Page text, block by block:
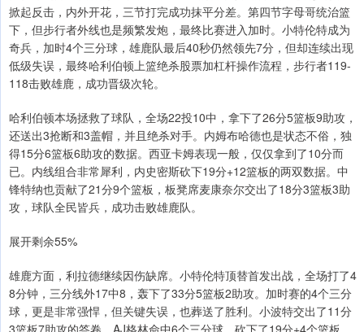
掀起反击，内外开花，三节打完成功抹平分差。第四节字母哥统治篮
下，但步行者外线也是频繁发炮，最终比赛进入加时。小特伦特成为
奇兵，加时4个三分球，雄鹿队最后40秒仍然领先7分，但却连续出现
低级失误，最终哈利伯顿上篮绝杀股票加杠杆操作流程，步行者119-
118击败雄鹿，成功晋级次轮。
哈利伯顿本场拯救了球队，全场22投10中，拿下了26分5篮板9助攻，
还送出3抢断和3盖帽，并且绝杀对手。内姆布哈德也是状态不俗，独
得15分6篮板6助攻的数据。西亚卡姆表现一般，仅仅拿到了10分而
已。内线组合非常犀利，内史密斯砍下19分+12篮板的两双数据。中
锋特纳也贡献了21分9个篮板，板凳席麦康奈尔交出了18分3篮板3助
攻，球队全民皆兵，成功击败雄鹿队。
展开剩余55%
雄鹿方面，利拉德继续因伤缺席。小特伦特顶替首发出战，全场打了4
8分钟，三分线外17中8，轰下了33分5篮板2助攻。加时赛的4个三分
球，更是非常强悍，但关键失误，也葬送了胜利。小波特交出了11分